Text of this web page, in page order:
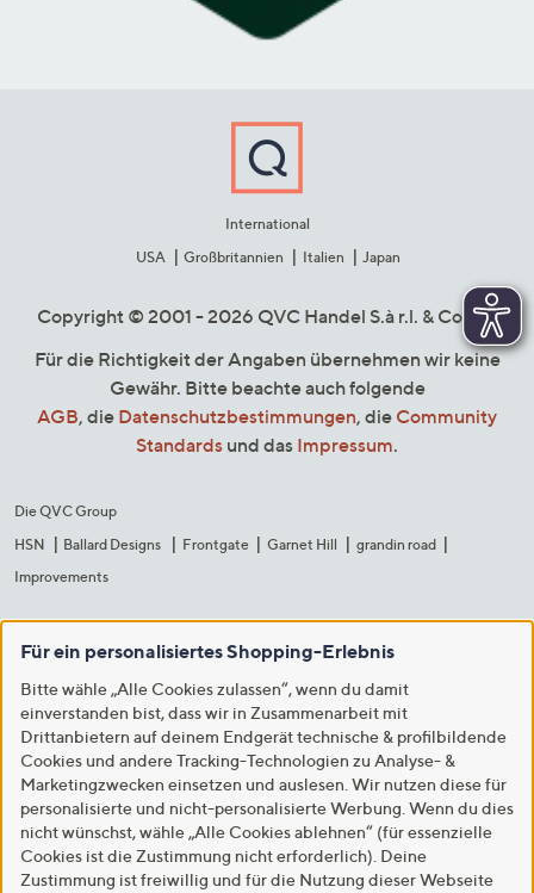
International
USA
Großbritannien Italien Japan
Copyright © 2001 - 2026 QVC Handel S.à r.l. & Co. KG
Für die Richtigkeit der Angaben übernehmen wir keine
Gewähr. Bitte beachte auch folgende
AGB, die Datenschutzbestimmungen, die Community
Standards und das Impressum.
Die QVC Group
HSN
Ballard Designs Frontgate Garnet Hill
grandin road
Improvements
Für ein personalisiertes Shopping-Erlebnis
Bitte wähle „Alle Cookies zulassen“, wenn du damit
einverstanden bist, dass wir in Zusammenarbeit mit
Drittanbietern auf deinem Endgerät technische & profilbildende
Cookies und andere Tracking-Technologien zu Analyse- &
Marketingzwecken einsetzen und auslesen. Wir nutzen diese für
personalisierte und nicht-personalisierte Werbung. Wenn du dies
nicht wünschst, wähle „Alle Cookies ablehnen“ (für essenzielle
Cookies ist die Zustimmung nicht erforderlich). Deine
Zustimmung ist freiwillig und für die Nutzung dieser Webseite